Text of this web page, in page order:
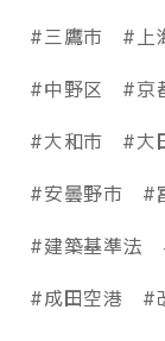
三鷹市
上
中野区
京
大和市
大
安曇野市
建築基準法
成田空港